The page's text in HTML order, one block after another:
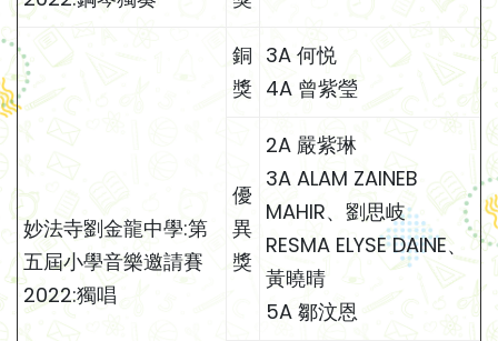
妙法寺劉金龍中學:第
五屆小學音樂邀請賽
2022:獨唱
銅
獎
3A 何悦
4A 曾紫瑩
優
異
獎
2A 嚴紫琳
3A ALAM ZAINEB
MAHIR、劉思岐
RESMA ELYSE DAINE、
黃曉晴
5A 鄒汶恩